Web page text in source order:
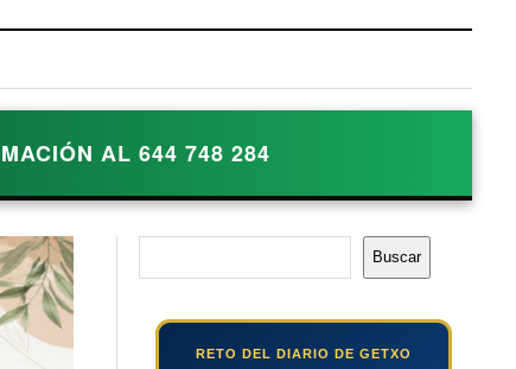
AL 644 748 284
Buscar
RETO DEL DIARIO DE GETXO